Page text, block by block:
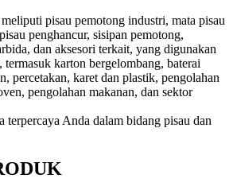
pisau pemotong industri, mata pisau
penghancur, sisipan pemotong,
dan aksesori terkait, yang digunakan
karton bergelombang, baterai
percetakan, karet dan plastik, pengolahan
pengolahan makanan, dan sektor
terpercaya Anda dalam bidang pisau dan